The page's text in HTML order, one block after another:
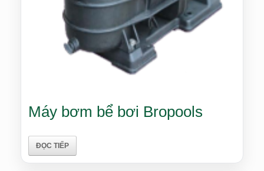
Máy bơm bể bơi Bropools
ĐỌC TIẾP